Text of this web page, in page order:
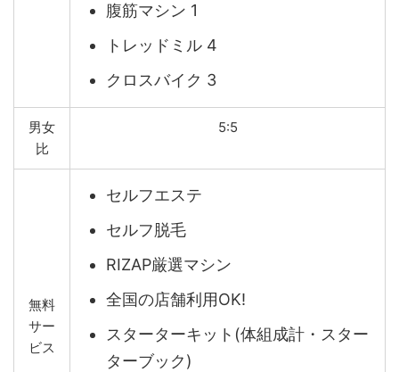
腹筋マシン 1
トレッドミル 4
クロスバイク 3
男女
比
5:5
無料
サー
ビス
セルフエステ
セルフ脱毛
RIZAP厳選マシン
全国の店舗利用OK!
スターターキット(体組成計・スター
ターブック)